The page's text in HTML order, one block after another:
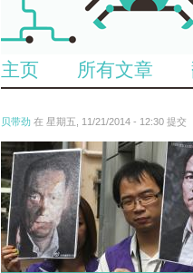
主页 所有文章
贝带劲 在 星期五, 11/21/2014 - 12:30 提交
reporters_16210592.jpg